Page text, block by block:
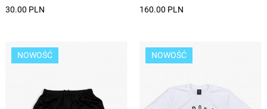
30.00 PLN 160.00 PLN
NOWOŚĆ NOWOŚĆ